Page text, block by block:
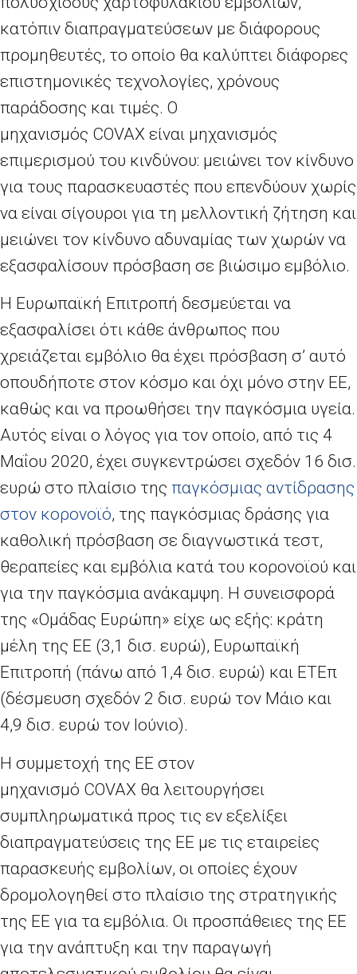
κατόπιν διαπραγματεύσεων με διάφορους
προμηθευτές, το οποίο θα καλύπτει διάφορες
επιστημονικές τεχνολογίες, χρόνους
παράδοσης και τιμές. Ο
μηχανισμός COVAX είναι μηχανισμός
επιμερισμού του κινδύνου: μειώνει τον κίνδυνο
για τους παρασκευαστές που επενδύουν χωρίς
να είναι σίγουροι για τη μελλοντική ζήτηση και
μειώνει τον κίνδυνο αδυναμίας των χωρών να
εξασφαλίσουν πρόσβαση σε βιώσιμο εμβόλιο.
Η Ευρωπαϊκή Επιτροπή δεσμεύεται να
εξασφαλίσει ότι κάθε άνθρωπος που
χρειάζεται εμβόλιο θα έχει πρόσβαση σ’ αυτό
οπουδήποτε στον κόσμο και όχι μόνο στην ΕΕ,
καθώς και να προωθήσει την παγκόσμια υγεία.
Αυτός είναι ο λόγος για τον οποίο, από τις 4
Μαΐου 2020, έχει συγκεντρώσει σχεδόν 16 δισ.
ευρώ στο πλαίσιο της παγκόσμιας αντίδρασης
στον κορονοϊό, της παγκόσμιας δράσης για
καθολική πρόσβαση σε διαγνωστικά τεστ,
θεραπείες και εμβόλια κατά του κορονοϊού και
για την παγκόσμια ανάκαμψη. Η συνεισφορά
της «Ομάδας Ευρώπη» είχε ως εξής: κράτη
μέλη της ΕΕ (3,1 δισ. ευρώ), Ευρωπαϊκή
Επιτροπή (πάνω από 1,4 δισ. ευρώ) και ΕΤΕπ
(δέσμευση σχεδόν 2 δισ. ευρώ τον Μάιο και
4,9 δισ. ευρώ τον Ιούνιο).
Η συμμετοχή της ΕΕ στον
μηχανισμό COVAX θα λειτουργήσει
συμπληρωματικά προς τις εν εξελίξει
διαπραγματεύσεις της ΕΕ με τις εταιρείες
παρασκευής εμβολίων, οι οποίες έχουν
δρομολογηθεί στο πλαίσιο της στρατηγικής
της ΕΕ για τα εμβόλια. Οι προσπάθειες της ΕΕ
για την ανάπτυξη και την παραγωγή